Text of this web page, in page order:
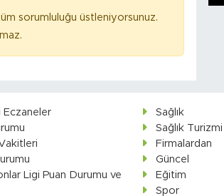
sorumluluğu üstleniyorsunuz.
Eczaneler
Ligi Puan Durumu ve
Sağlık
Sağlık Turizmi
Firmalardan
Güncel
Eğitim
Spor